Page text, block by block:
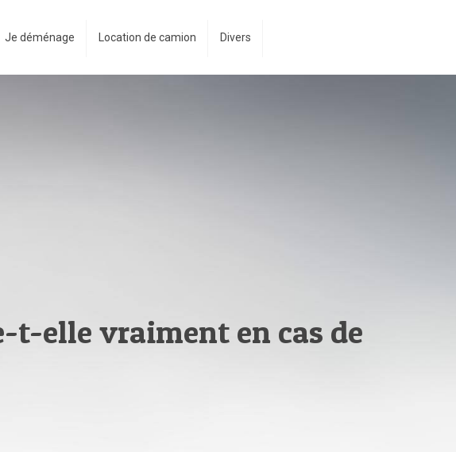
Je déménage Location de camion Divers
t-elle vraiment en cas de